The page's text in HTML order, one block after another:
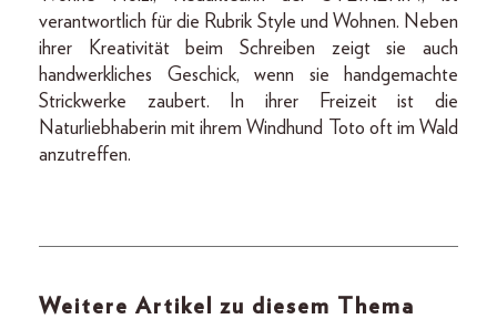
verantwortlich für die Rubrik Style und Wohnen. Neben
ihrer Kreativität beim Schreiben zeigt sie auch
handwerkliches Geschick, wenn sie handgemachte
Strickwerke zaubert. In ihrer Freizeit ist die
Naturliebhaberin mit ihrem Windhund Toto oft im Wald
anzutreffen.
Weitere Artikel zu diesem Thema